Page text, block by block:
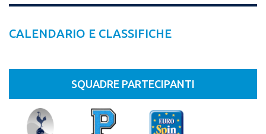
CALENDARIO E CLASSIFICHE
SQUADRE PARTECIPANTI